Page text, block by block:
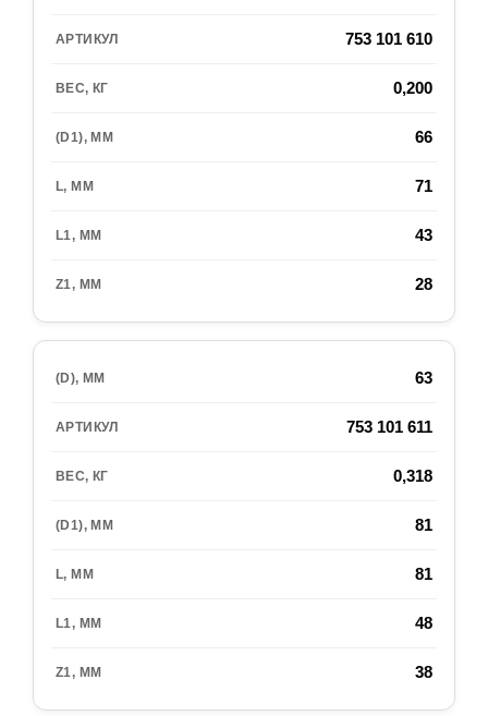
753 101 610
0,200
66
71
43
28
63
753 101 611
0,318
81
81
48
38